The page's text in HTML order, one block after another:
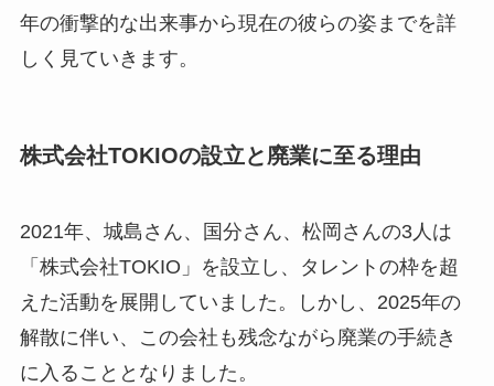
年の衝撃的な出来事から現在の彼らの姿までを詳
しく見ていきます。
株式会社TOKIOの設立と廃業に至る理由
2021年、城島さん、国分さん、松岡さんの3人は
「株式会社TOKIO」を設立し、タレントの枠を超
えた活動を展開していました。しかし、2025年の
解散に伴い、この会社も残念ながら廃業の手続き
に入ることとなりました。